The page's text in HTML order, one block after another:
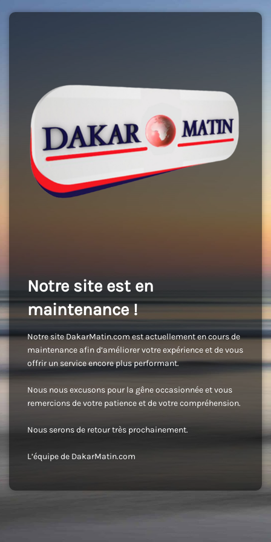
Notre site est en
maintenance !
Notre site DakarMatin.com est actuellement en cours de
maintenance afin d’améliorer votre expérience et de vous
offrir un service encore plus performant.
Nous nous excusons pour la gêne occasionnée et vous
remercions de votre patience et de votre compréhension.
Nous serons de retour très prochainement.
L’équipe de DakarMatin.com